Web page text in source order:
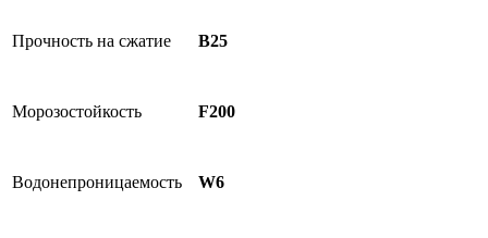
Прочность на сжатие B25
Морозостойкость F200
Водонепроницаемость W6